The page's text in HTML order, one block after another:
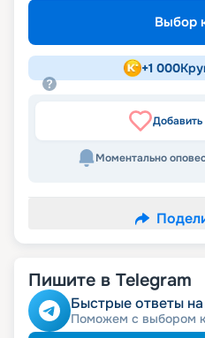
Выбор
+1 000
Добавить
Моментально
Пишите в Telegram
Быстрые ответы
Поможем с выбором